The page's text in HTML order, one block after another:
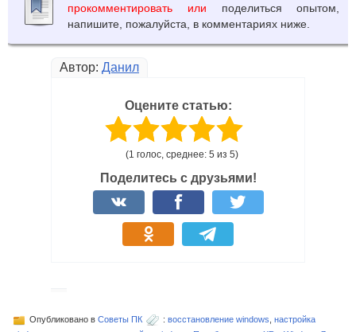
прокомментировать или поделиться опытом,
напишите, пожалуйста, в комментариях ниже.
Автор: Данил
Оцените статью:
(1 голос, среднее: 5 из 5)
Поделитесь с друзьями!
Опубликовано в Советы ПК : восстановление windows настройка